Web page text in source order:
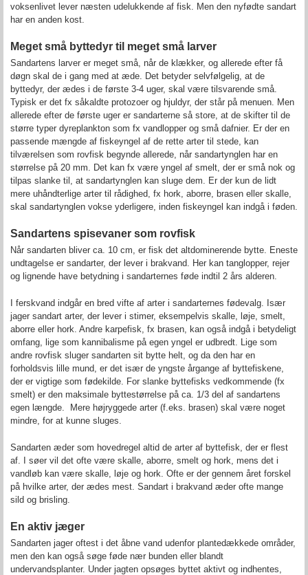
voksenlivet lever næsten udelukkende af fisk. Men den nyfødte sandart
har en anden kost.
Meget små byttedyr til meget små larver
Sandartens larver er meget små, når de klækker, og allerede efter få
døgn skal de i gang med at æde. Det betyder selvfølgelig, at de
byttedyr, der ædes i de første 3-4 uger, skal være tilsvarende små.
Typisk er det fx såkaldte protozoer og hjuldyr, der står på menuen. Men
allerede efter de første uger er sandarterne så store, at de skifter til de
større typer dyreplankton som fx vandlopper og små dafnier. Er der en
passende mængde af fiskeyngel af de rette arter til stede, kan
tilværelsen som rovfisk begynde allerede, når sandartynglen har en
størrelse på 20 mm. Det kan fx være yngel af smelt, der er små nok og
tilpas slanke til, at sandartynglen kan sluge dem. Er der kun de lidt
mere uhåndterlige arter til rådighed, fx hork, aborre, brasen eller skalle,
skal sandartynglen vokse yderligere, inden fiskeyngel kan indgå i føden.
Sandartens spisevaner som rovfisk
Når sandarten bliver ca. 10 cm, er fisk det altdominerende bytte. Eneste
undtagelse er sandarter, der lever i brakvand. Her kan tanglopper, rejer
og lignende have betydning i sandarternes føde indtil 2 års alderen.
I ferskvand indgår en bred vifte af arter i sandarternes fødevalg. Især
jager sandart arter, der lever i stimer, eksempelvis skalle, løje, smelt,
aborre eller hork. Andre karpefisk, fx brasen, kan også indgå i betydeligt
omfang, lige som kannibalisme på egen yngel er udbredt. Lige som
andre rovfisk sluger sandarten sit bytte helt, og da den har en
forholdsvis lille mund, er det især de yngste årgange af byttefiskene,
der er vigtige som fødekilde. For slanke byttefisks vedkommende (fx
smelt) er den maksimale byttestørrelse på ca. 1/3 del af sandartens
egen længde. Mere højryggede arter (f.eks. brasen) skal være noget
mindre, for at kunne sluges.
Sandarten æder som hovedregel altid de arter af byttefisk, der er flest
af. I søer vil det ofte være skalle, aborre, smelt og hork, mens det i
vandløb kan være skalle, løje og hork. Ofte er der gennem året forskel
på hvilke arter, der ædes mest. Sandart i brakvand æder ofte mange
sild og brisling.
En aktiv jæger
Sandarten jager oftest i det åbne vand udenfor plantedækkede områder,
men den kan også søge føde nær bunden eller blandt
undervandsplanter. Under jagten opsøges byttet aktivt og indhentes,